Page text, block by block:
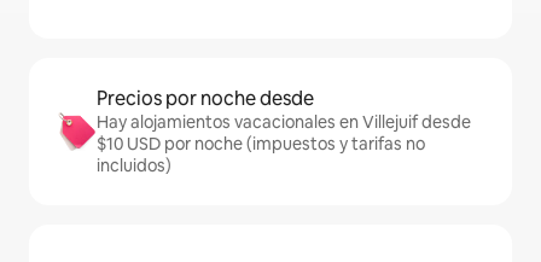
Precios por noche desde
Hay alojamientos vacacionales en Villejuif desde
$10 USD por noche (impuestos y tarifas no
incluidos)